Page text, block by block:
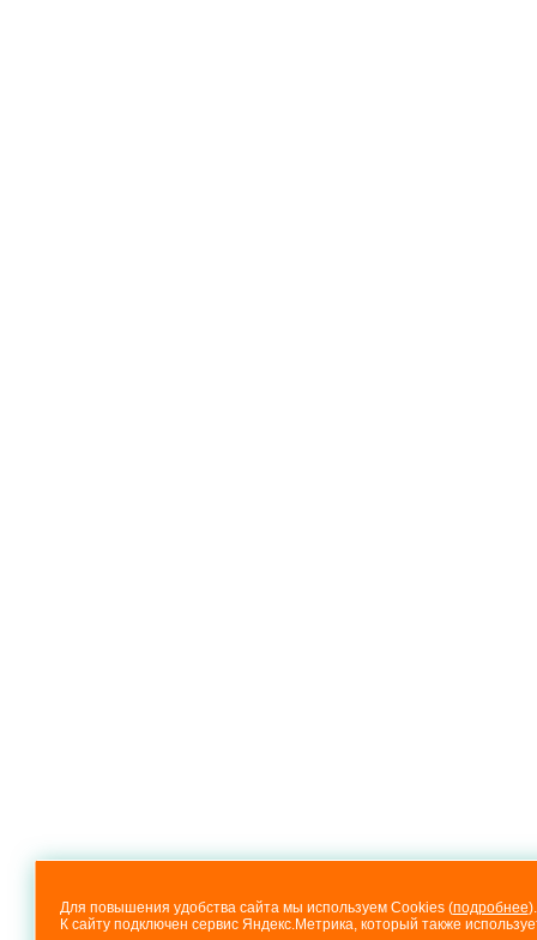
Для повышения удобства сайта мы используем Cookies (подробнее).
К сайту подключен сервис Яндекс.Метрика, который также